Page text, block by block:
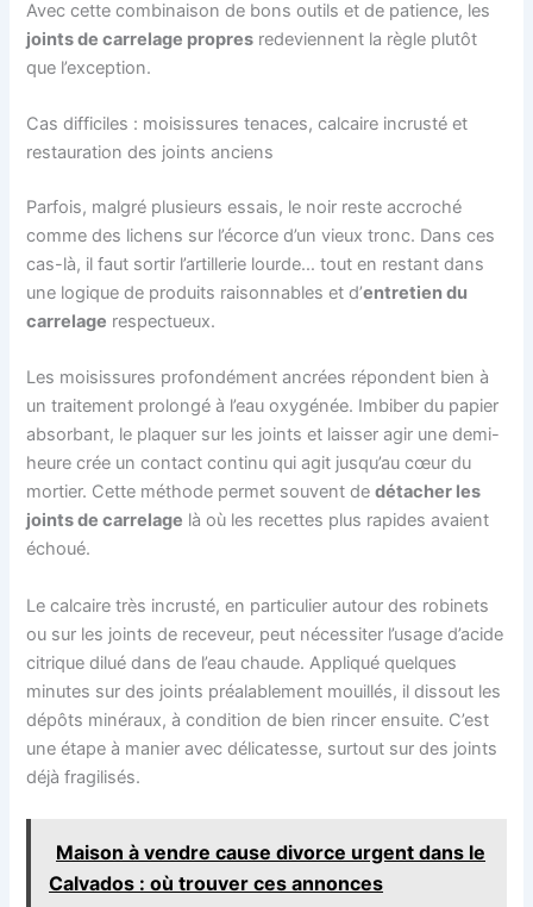
Avec cette combinaison de bons outils et de patience, les
joints de carrelage propres redeviennent la règle plutôt
que l’exception.
Cas difficiles : moisissures tenaces, calcaire incrusté et
restauration des joints anciens
Parfois, malgré plusieurs essais, le noir reste accroché
comme des lichens sur l’écorce d’un vieux tronc. Dans ces
cas-là, il faut sortir l’artillerie lourde… tout en restant dans
une logique de produits raisonnables et d’entretien du
carrelage respectueux.
Les moisissures profondément ancrées répondent bien à
un traitement prolongé à l’eau oxygénée. Imbiber du papier
absorbant, le plaquer sur les joints et laisser agir une demi-
heure crée un contact continu qui agit jusqu’au cœur du
mortier. Cette méthode permet souvent dedétacher les
joints de carrelage là où les recettes plus rapides avaient
échoué.
Le calcaire très incrusté, en particulier autour des robinets
ou sur les joints de receveur, peut nécessiter l’usage d’acide
citrique dilué dans de l’eau chaude. Appliqué quelques
minutes sur des joints préalablement mouillés, il dissout les
dépôts minéraux, à condition de bien rincer ensuite. C’est
une étape à manier avec délicatesse, surtout sur des joints
déjà fragilisés.
Maison à vendre cause divorce urgent dans le
Calvados : où trouver ces annonces